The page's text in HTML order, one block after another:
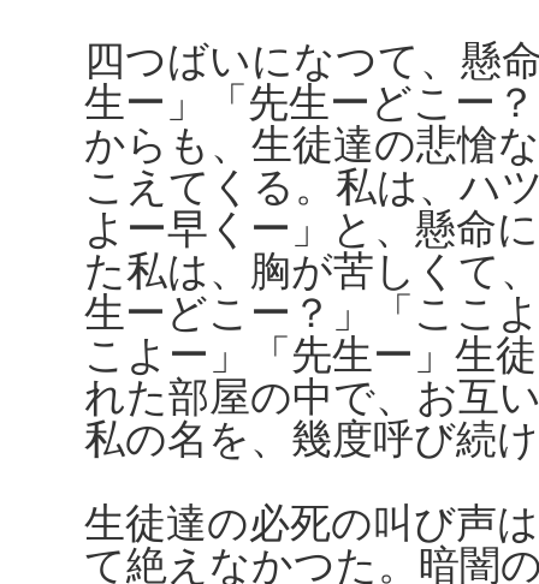
四つばいになつて、懸
生ー」「先生ーどこー
からも、生徒達の悲愴
こえてくる。私は、ハ
よー早くー」と、懸命
た私は、胸が苦しくて
生ーどこー？」「ここ
こよー」「先生ー」生
れた部屋の中で、お互
私の名を、幾度呼び続
生徒達の必死の叫び声
て絶えなかつた。暗闇